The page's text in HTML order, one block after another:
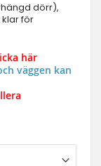
dörr),
för
här
väggen kan